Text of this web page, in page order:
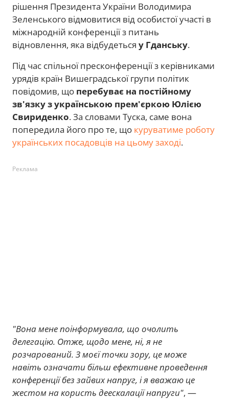
рішення Президента України Володимира
Зеленського відмовитися від особистої участі в
міжнародній конференції з питань
відновлення, яка відбудеться у Гданську.
Під час спільної пресконференції з керівниками
урядів країн Вишеградської групи політик
повідомив, що перебуває на постійному
зв'язку з українською прем'єркою Юлією
Свириденко. За словами Туска, саме вона
попередила його про те, що куруватиме роботу
українських посадовців на цьому заході.
Реклама
"Вона мене поінформувала, що очолить
делегацію. Отже, щодо мене, ні, я не
розчарований. З моєї точки зору, це може
навіть означати більш ефективне проведення
конференції без зайвих напруг, і я вважаю це
жестом на користь деескалації напруги", —